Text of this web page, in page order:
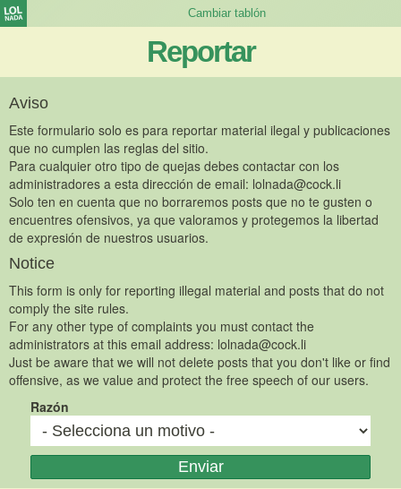
Reportar
Aviso
Este formulario solo es para reportar material ilegal y publicaciones
que no cumplen las reglas del sitio.
Para cualquier otro tipo de quejas debes contactar con los
administradores a esta dirección de email: lolnada@cock.li
Solo ten en cuenta que no borraremos posts que no te gusten o
encuentres ofensivos, ya que valoramos y protegemos la libertad
de expresión de nuestros usuarios.
Notice
This form is only for reporting illegal material and posts that do not
comply the site rules.
For any other type of complaints you must contact the
administrators at this email address: lolnada@cock.li
Just be aware that we will not delete posts that you don't like or find
offensive, as we value and protect the free speech of our users.
Razón